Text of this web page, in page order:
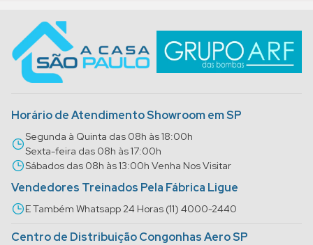
Horário de Atendimento Showroom em SP
Segunda à Quinta das 08h às 18:00h
Sexta-feira das 08h às 17:00h
Sábados das 08h às 13:00h Venha Nos Visitar
Vendedores Treinados Pela Fábrica Ligue
E Também Whatsapp 24 Horas (11) 4000-2440
Centro de Distribuição Congonhas Aero SP